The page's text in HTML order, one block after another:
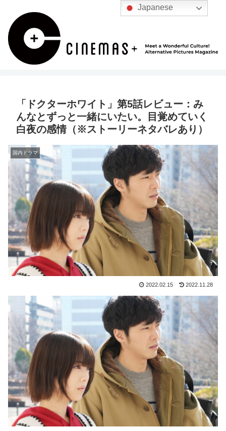
「ドクターホワイト」第5話レビュー：み
んなとずっと一緒にいたい。目覚めていく
白夜の感情（※ストーリーネタバレあり）
国内ドラマ
2022.02.15 2022.11.28
Japanese